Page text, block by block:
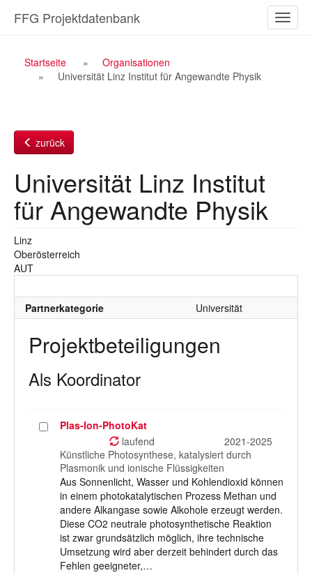
Inhalt
ein-/
FFG Projektdatenbank
Breadcrumb
Navigation
Startseite
Organisationen
Universität Linz Institut für Angewandte Physik
zurück
Universität Linz Institut
für Angewandte Physik
Linz
Oberösterreich
AUT
Partnerkategorie Universität
Projektbeteiligungen
Als Koordinator
ProjektPlas-Ion-PhotoKat
laufend
2021-2025
Künstliche Photosynthese, katalysiert durch
Plasmonik und ionische Flüssigkeiten
Aus Sonnenlicht, Wasser und Kohlendioxid können
in einem photokatalytischen Prozess Methan und
andere Alkangase sowie Alkohole erzeugt werden.
Diese CO2 neutrale photosynthetische Reaktion
ist zwar grundsätzlich möglich, ihre technische
Umsetzung wird aber derzeit behindert durch das
Fehlen geeigneter,…